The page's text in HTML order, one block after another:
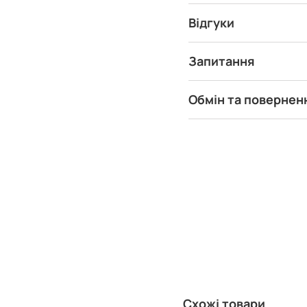
Відгуки
Запитання
Обмін та
Схожі товари